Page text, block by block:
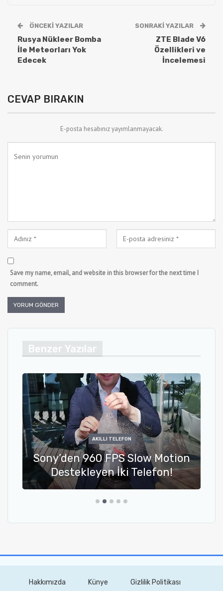
ÖNCEKI YAZILAR
Rusya Nükleer Bomba
İle Meteorları Yok
Edecek
SONRAKI YAZILAR
ZTE Blade V6
Özellikleri ve
İncelemesi
CEVAP BIRAKIN
E-posta hesabınız yayımlanmayacak.
Save my name, email, and website in this browser for the next time I
comment.
Benzer Yazılar
AKILLI TELEFON
Sony’den 960 FPS Slow Motion
Destekleyen İki Telefon!
Hakkımızda Künye Gizlilik Politikası